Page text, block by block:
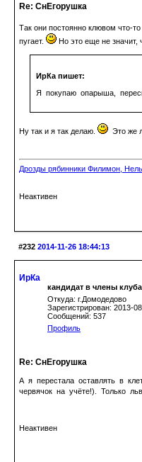
Re: СнЕгорушка
Так они постоянно клювом что-то
пугает.
Но это еще не значит,
ИрКа пишет:
Я покупаю опарыша,
Ну так и я так делаю. Это же
Дрозды рябинники Филимон,
Неактивен
#232 2014-11-26 18:44:13
ИрКа
кандидат в члены клуба
Откуда: г.Домодедово
Зарегистрирован: 2013-
Сообщений: 537
Профиль
Re: СнЕгорушка
А я перестала оставлять в
червячок на учёте!). Только
Неактивен